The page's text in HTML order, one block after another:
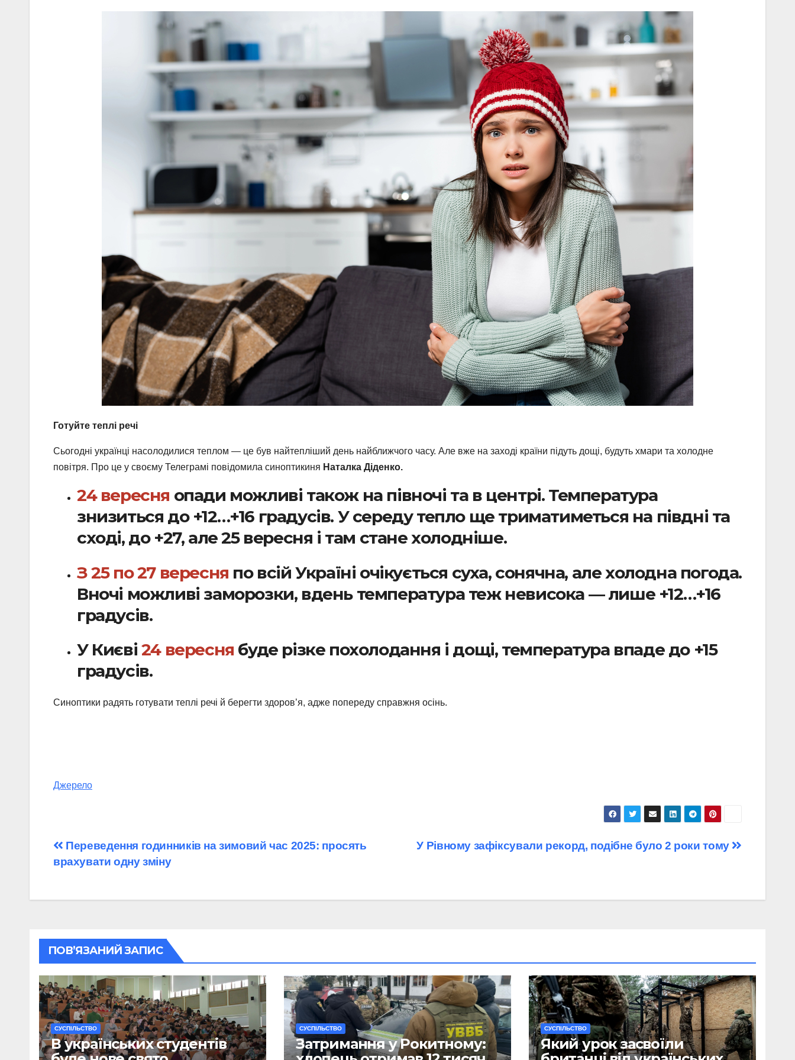
Готуйте теплі речі
Сьогодні українці насолодилися теплом — це був найтепліший день найближчого часу. Але вже на заході країни підуть дощі, будуть хмари та холодне
повітря. Про це у своєму Телеграмі повідомила синоптикиня Наталка Діденко.
24 вересня опади можливі також на півночі та в центрі. Температура
знизиться до +12…+16 градусів. У середу тепло ще триматиметься на півдні та
сході, до +27, але 25 вересня і там стане холодніше.
З 25 по 27 вересня по всій Україні очікується суха, сонячна, але холодна погода.
Вночі можливі заморозки, вдень температура теж невисока — лише +12…+16
градусів.
У Києві 24 вересня буде різке похолодання і дощі, температура впаде до +15
градусів.
Синоптики радять готувати теплі речі й берегти здоров’я, адже попереду справжня осінь.
Джерело
Навігація
записів
У Рівному зафіксували рекорд, подібне було 2 роки тому
Переведення годинників на зимовий час 2025: просять
врахувати одну зміну
ПОВ’ЯЗАНИЙ ЗАПИС
CУСПІЛЬСТВО
В українських студентів
CУСПІЛЬСТВО
Затримання у Рокитному:
CУСПІЛЬСТВО
Який урок засвоїли